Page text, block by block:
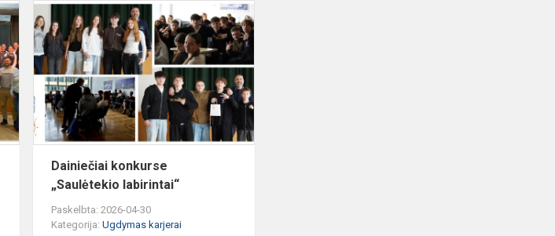
Dainiečiai
kūrybinėse
dirbtuvės
„Karjeros
link”
konkurse
labirintai“
Dainiečiai konkurse
„Saulėtekio labirintai“
Paskelbta: 2026-04-30
Kategorija:Ugdymas karjerai